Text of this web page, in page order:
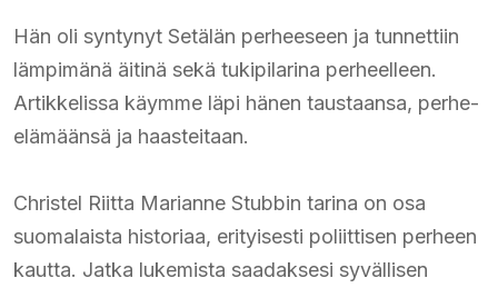
Hän oli syntynyt Setälän perheeseen ja tunnettiin
lämpimänä äitinä sekä tukipilarina perheelleen.
Artikkelissa käymme läpi hänen taustaansa, perhe-
elämäänsä ja haasteitaan.
Christel Riitta Marianne Stubbin tarina on osa
suomalaista historiaa, erityisesti poliittisen perheen
kautta. Jatka lukemista saadaksesi syvällisen